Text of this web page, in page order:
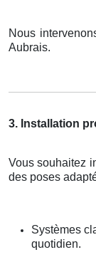
Nous
Aubrais.
3. Installation
Vous souhaitez
des poses
Systèmes
quotidien.